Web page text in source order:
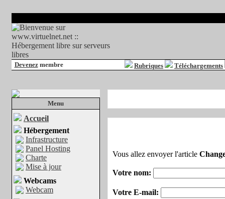
Devenezmembre Rubriques Téléchargements
Menu
Accueil
Hébergement
Infrastructure
Panel Hosting
Charte
Mise à jour
Webcams
Webcam
Vous allez envoyer l'article
Votre nom:
Votre E-mail: